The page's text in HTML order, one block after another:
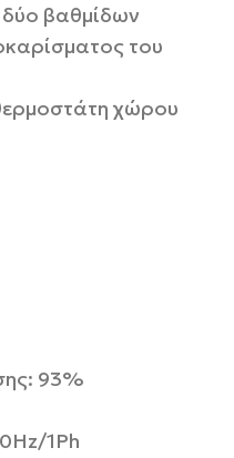
βαθμίδων
του
χώρου
93%
1Ph